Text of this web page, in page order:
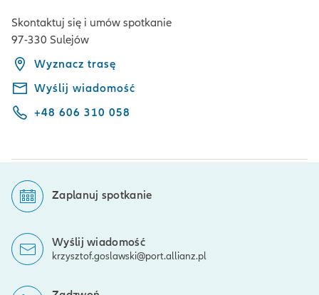
Skontaktuj się i umów spotkanie
97-330 Sulejów
Wyznacz trasę
Wyślij wiadomość
+48 606 310 058
Zaplanuj spotkanie
Wyślij wiadomość
krzysztof.goslawski@port.allianz.pl